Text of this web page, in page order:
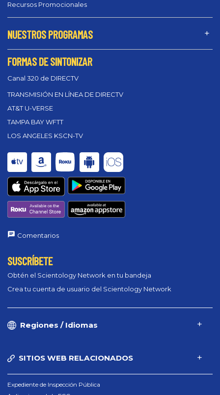
Recursos Promocionales
NUESTROS PROGRAMAS
FORMAS DE SINTONIZAR
Canal 320 de DIRECTV
TRANSMISIÓN EN LÍNEA DE DIRECTV
AT&T U-VERSE
TAMPA BAY WFTT
LOS ANGELES KSCN-TV
Comentarios
SUSCRÍBETE
Obtén el Scientology Network en tu bandeja
Crea tu cuenta de usuario del Scientology Network
Regiones / Idiomas
SITIOS WEB RELACIONADOS
Expediente de Inspección Pública